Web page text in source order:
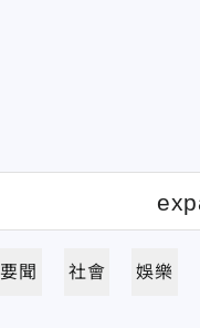
要聞 社會 娛樂